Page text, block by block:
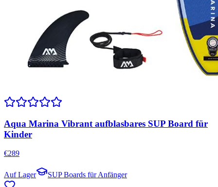
Aqua Marina Vibrant aufblasbares SUP Board für
Kinder
€289
Auf Lager SUP Boards für Anfänger